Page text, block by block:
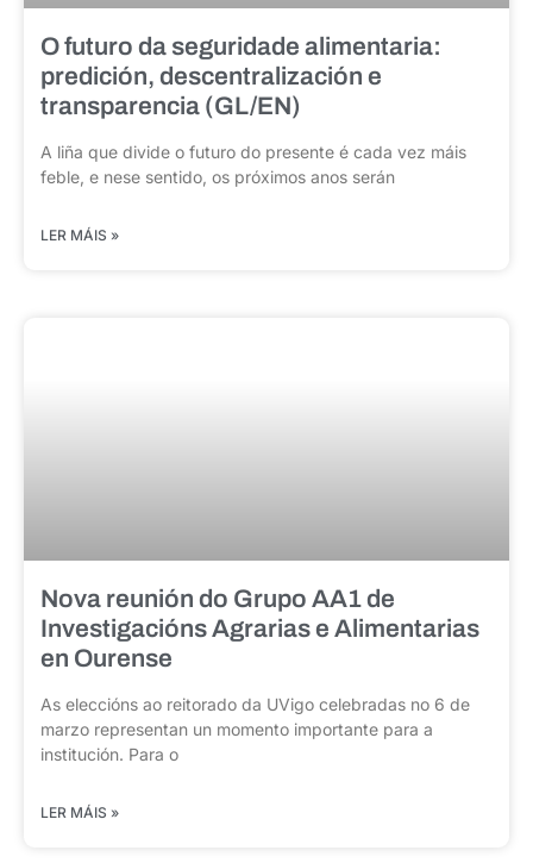
O futuro da seguridade alimentaria:
predición, descentralización e
transparencia (GL/EN)
A liña que divide o futuro do presente é cada vez máis
feble, e nese sentido, os próximos anos serán
LER MÁIS »
Nova reunión do Grupo AA1 de
Investigacións Agrarias e Alimentarias
en Ourense
As eleccións ao reitorado da UVigo celebradas no 6 de
marzo representan un momento importante para a
institución. Para o
LER MÁIS »